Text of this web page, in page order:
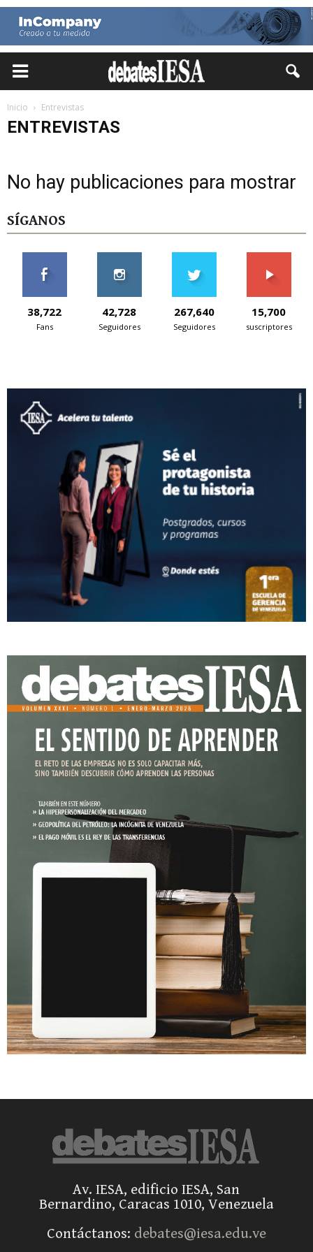
Inicio Entrevistas
ENTREVISTAS
No hay publicaciones para mostrar
SÍGANOS
38,722
Fans
42,728
Seguidores
267,640
Seguidores
15,700
suscriptores
Av. IESA, edificio IESA, San
Bernardino, Caracas 1010, Venezuela
Contáctanos: debates@iesa.edu.ve